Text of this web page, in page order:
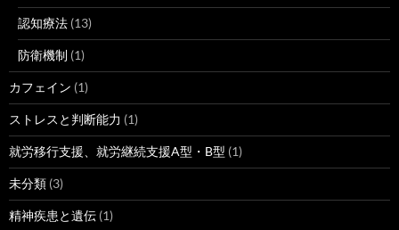
認知療法 (13)
防衛機制 (1)
カフェイン (1)
ストレスと判断能力 (1)
就労移行支援、就労継続支援A型・B型 (1)
未分類 (3)
精神疾患と遺伝 (1)